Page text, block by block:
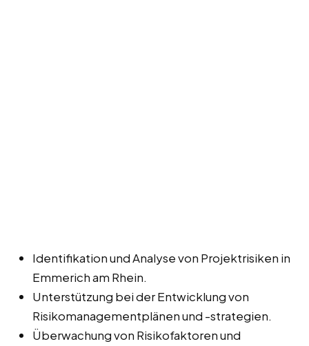
Identifikation und Analyse von Projektrisiken in
Emmerich am Rhein.
Unterstützung bei der Entwicklung von
Risikomanagementplänen und -strategien.
Überwachung von Risikofaktoren und